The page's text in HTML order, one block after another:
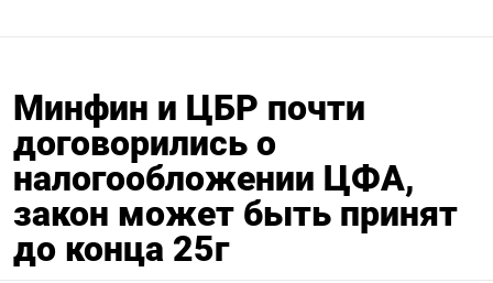
Минфин и ЦБР почти
договорились о
налогообложении ЦФА,
закон может быть принят
до конца 25г